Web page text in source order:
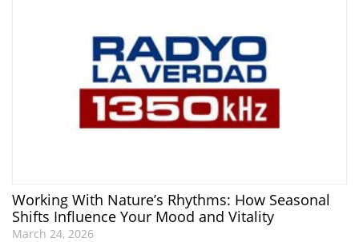
Working With Nature’s Rhythms: How Seasonal
Shifts Influence Your Mood and Vitality
March 24, 2026